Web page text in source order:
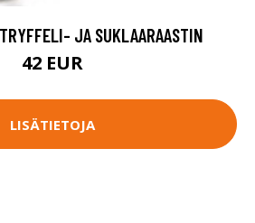
JA SUKLAARAASTIN
42 EUR
LISÄTIETOJA